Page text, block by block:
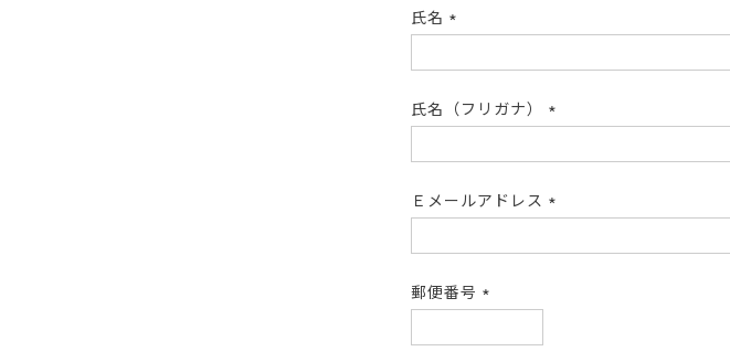
氏名
須)
氏名（フリガナ）
須)
Ｅメールアドレス
須)
郵便番号
須)